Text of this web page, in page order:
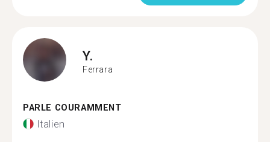
Y.
Ferrara
PARLE COURAMMENT
Italien